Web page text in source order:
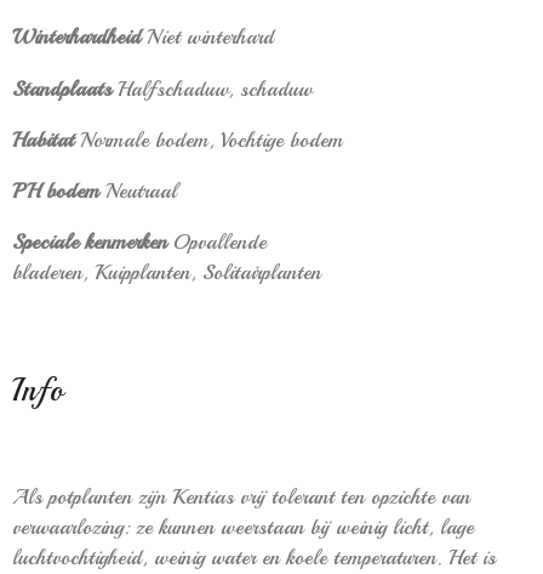
WinterhardheidNiet winterhard
StandplaatsHalfschaduw, schaduw
HabitatNormale bodem, Vochtige bodem
PH bodemNeutraal
Speciale kenmerkenOpvallende
bladeren, Kuipplanten, Solitairplanten
Info
Als potplanten zijn Kentias vrij tolerant ten opzichte van
verwaarlozing: ze kunnen weerstaan ​​bij weinig licht, lage
luchtvochtigheid, weinig water en koele temperaturen. Het is